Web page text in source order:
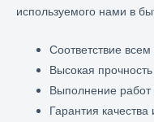
используемого нами в
Соответствие
Высокая прочность
Выполнение работ
Гарантия